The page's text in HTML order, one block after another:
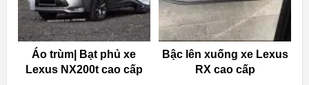
Áo trùm| Bạt phủ xe
Lexus NX200t cao cấp
Bậc lên xuống xe Lexus
RX cao cấp